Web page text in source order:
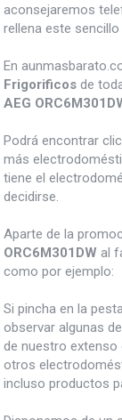
aconsejaremos
rellena este
En
Frigorificos de
AEG
Podrá encontrar
más
tiene el
decidirse.
Aparte de la
ORC6M301DW al
como por ejemplo:
Si pincha en la
observar algunas
de nuestro
otros
incluso productos